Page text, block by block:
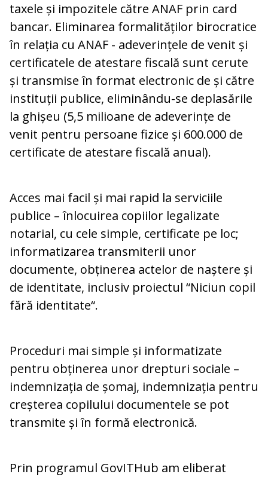
taxele și impozitele către ANAF prin card
bancar. Eliminarea formalităților birocratice
în relația cu ANAF - adeverințele de venit și
certificatele de atestare fiscală sunt cerute
și transmise în format electronic de și către
instituții publice, eliminându-se deplasările
la ghișeu (5,5 milioane de adeverințe de
venit pentru persoane fizice și 600.000 de
certificate de atestare fiscală anual).
Acces mai facil și mai rapid la serviciile
publice – înlocuirea copiilor legalizate
notarial, cu cele simple, certificate pe loc;
informatizarea transmiterii unor
documente, obținerea actelor de naștere și
de identitate, inclusiv proiectul “Niciun copil
fără identitate“.
Proceduri mai simple și informatizate
pentru obținerea unor drepturi sociale –
indemnizația de șomaj, indemnizația pentru
creșterea copilului documentele se pot
transmite și în formă electronică.
Prin programul GovITHub am eliberat